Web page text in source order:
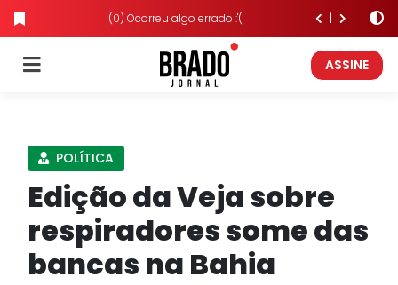
(0) Ocorreu algo errado :'(
ASSINE
POLÍTICA
Edição da Veja sobre
respiradores some das
bancas na Bahia